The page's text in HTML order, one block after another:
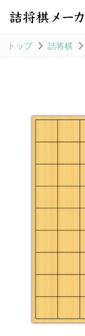
トップ 詰将棋